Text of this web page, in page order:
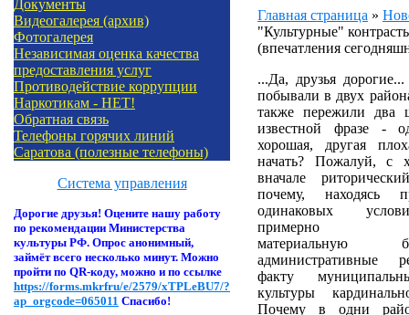
Документы
Видеогалерея (архив)
Фотогалерея
Независимая оценка качества
предоставления услуг
Противодействие коррупции
Наркотикам - НЕТ!
Обратная связь
Телефоны горячих линий
Саратова (полезные телефоны)
Система управления
Дорогие друзья! Оцените нашу работу
по рекомендации Министерства
культуры РФ. Опрос анонимный,
займёт всего несколько минут. Можно
пройти по QR-коду, можно и по ссылке
https://forms.mkrfru/e/2579/xTPLeBU7/?
ap_orgcode=065011 Спасибо!
Главная страница »
"Культурные"
(впечатления
...Да, друзья
побывали в двух
также пережили два
известной фразе -
хорошая, другая
начать? Пожалуй, с
вначале
почему, находясь
одинаковых
примерно
административные
факту
культуры
Почему в одни